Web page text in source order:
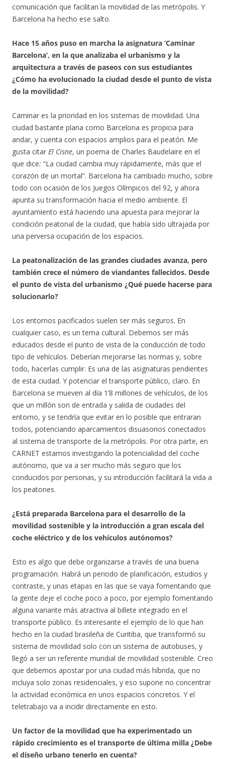
comunicación que facilitan la movilidad de las metrópolis. Y
Barcelona ha hecho ese salto.
Hace 15 años puso en marcha la asignatura ‘Caminar
Barcelona’, en la que analizaba el urbanismo y la
arquitectura a través de paseos con sus estudiantes
¿Cómo ha evolucionado la ciudad desde el punto de vista
de la movilidad?
Caminar es la prioridad en los sistemas de movilidad. Una
ciudad bastante plana como Barcelona es propicia para
andar, y cuenta con espacios amplios para el peatón. Me
gusta citar El Cisne, un poema de Charles Baudelaire en el
que dice: “La ciudad cambia muy rápidamente, más que el
corazón de un mortal”. Barcelona ha cambiado mucho, sobre
todo con ocasión de los Juegos Olímpicos del 92, y ahora
apunta su transformación hacia el medio ambiente. El
ayuntamiento está haciendo una apuesta para mejorar la
condición peatonal de la ciudad, que había sido ultrajada por
una perversa ocupación de los espacios.
La peatonalización de las grandes ciudades avanza, pero
también crece el número de viandantes fallecidos. Desde
el punto de vista del urbanismo ¿Qué puede hacerse para
solucionarlo?
Los entornos pacificados suelen ser más seguros. En
cualquier caso, es un tema cultural. Debemos ser más
educados desde el punto de vista de la conducción de todo
tipo de vehículos. Deberían mejorarse las normas y, sobre
todo, hacerlas cumplir. Es una de las asignaturas pendientes
de esta ciudad. Y potenciar el transporte público, claro. En
Barcelona se mueven al día 1’8 millones de vehículos, de los
que un millón son de entrada y salida de ciudades del
entorno, y se tendría que evitar en lo posible que entraran
todos, potenciando aparcamientos disuasorios conectados
al sistema de transporte de la metrópolis. Por otra parte, en
CARNET estamos investigando la potencialidad del coche
autónomo, que va a ser mucho más seguro que los
conducidos por personas, y su introducción facilitará la vida a
los peatones.
¿Está preparada Barcelona para el desarrollo de la
movilidad sostenible y la introducción a gran escala del
coche eléctrico y de los vehículos autónomos?
Esto es algo que debe organizarse a través de una buena
programación. Habrá un periodo de planificación, estudios y
contraste, y unas etapas en las que se vaya fomentando que
la gente deje el coche poco a poco, por ejemplo fomentando
alguna variante más atractiva al billete integrado en el
transporte público. Es interesante el ejemplo de lo que han
hecho en la ciudad brasileña de Curitiba, que transformó su
sistema de movilidad solo con un sistema de autobuses, y
llegó a ser un referente mundial de movilidad sostenible. Creo
que debemos apostar por una ciudad más híbrida, que no
incluya solo zonas residenciales, y eso supone no concentrar
la actividad económica en unos espacios concretos. Y el
teletrabajo va a incidir directamente en esto.
Un factor de la movilidad que ha experimentado un
rápido crecimiento es el transporte de última milla ¿Debe
el diseño urbano tenerlo en cuenta?